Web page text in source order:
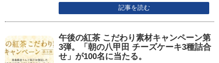
記事を読む
午後の紅茶 こだわり素材キャンペーン第
3弾。「朝の八甲田 チーズケーキ3種詰合
せ」が100名に当たる。